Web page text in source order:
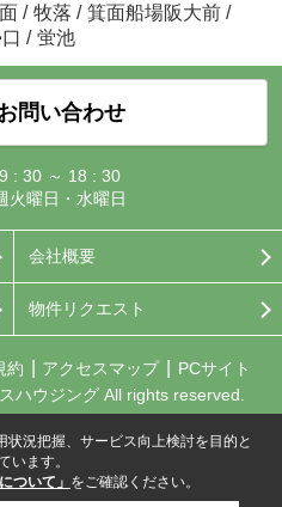
/ 牧落 / 箕面船場阪大前 /
/ 蛍池
問い合わせ
9 : 30 ～ 18 : 30
火曜日・水曜日
会社概要
物件リクエスト
約 アクセスマップ
PCサイト
ハウジング All rights reserved.
況把握、サービス向上検討を目的と
います。
ついて」 をご確認ください。